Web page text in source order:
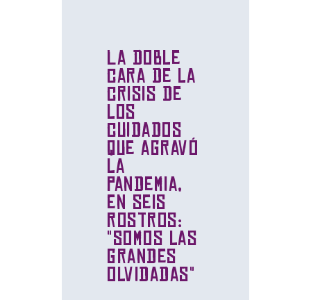
La doble
cara de la
crisis de
los
cuidados
que agravó
la
pandemia,
en seis
rostros:
"Somos las
grandes
olvidadas"